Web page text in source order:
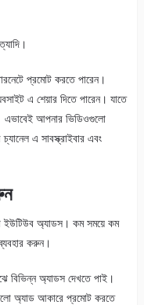
প্রমোট করতে পারেন।
এ শেয়ার দিতে পারেন। যাতে
এভাবেই আপনার ভিডিওগুলো
এ সাবস্ক্রাইবার এবং
ইউটিউব অ্যাডস। কম সময়ে কম
করুন।
বিভিন্ন অ্যাডস দেখতে পাই।
অ্যাড আকারে প্রমোট করতে